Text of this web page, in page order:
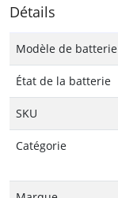
Détails
Modèle de batterie
État de la batterie
SKU
Catégorie